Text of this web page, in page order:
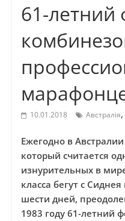
61-
10.01.2018 Австралія,
Ежегодно в
который считается
изнурительных в
класса бегут с
шести дней,
1983 году 61-летний